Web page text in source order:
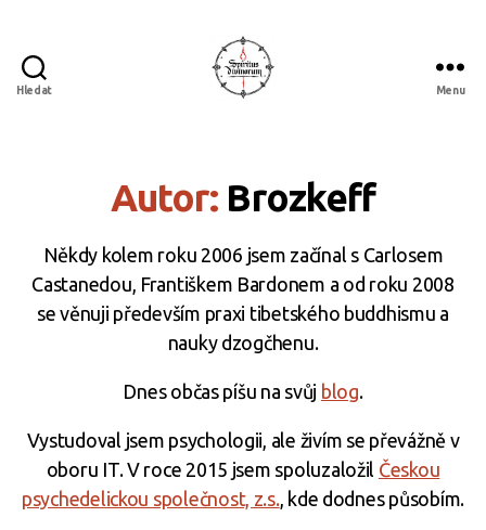
Hledat Menu
Autor: Brozkeff
Někdy kolem roku 2006 jsem začínal s Carlosem
Castanedou, Františkem Bardonem a od roku 2008
se věnuji především praxi tibetského buddhismu a
nauky dzogčhenu.
Dnes občas píšu na svůj blog.
Vystudoval jsem psychologii, ale živím se převážně v
oboru IT. V roce 2015 jsem spoluzaložil Českou
psychedelickou společnost, z.s., kde dodnes působím.